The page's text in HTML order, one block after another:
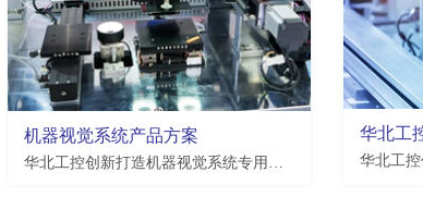
EMB-3581
瑞芯微Rockchip RK3568 处理器,2*LAN,4*USB3.0,4*USB2.0,7*COM,3.5寸板
EMB-3512
机器视觉系统产品方案
华北工控创新打造机器视觉系统专用工业整机